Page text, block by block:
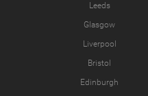
Leeds
Glasgow
Liverpool
Bristol
Edinburgh